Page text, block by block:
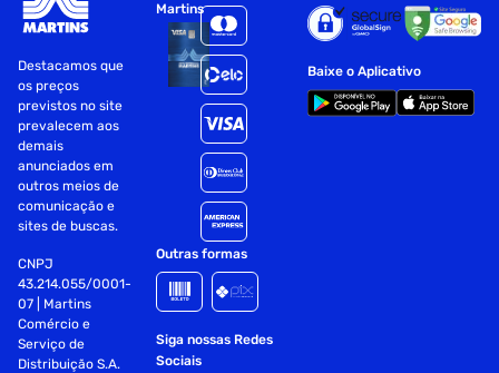
Destacamos que
os preços
previstos no site
prevalecem aos
demais
anunciados em
outros meios de
comunicação e
sites de buscas.
CNPJ
43.214.055/0001-
07 | Martins
Comércio e
Serviço de
Distribuição S.A.
Martins
Outras formas
Siga nossas Redes
Sociais
Baixe o Aplicativo